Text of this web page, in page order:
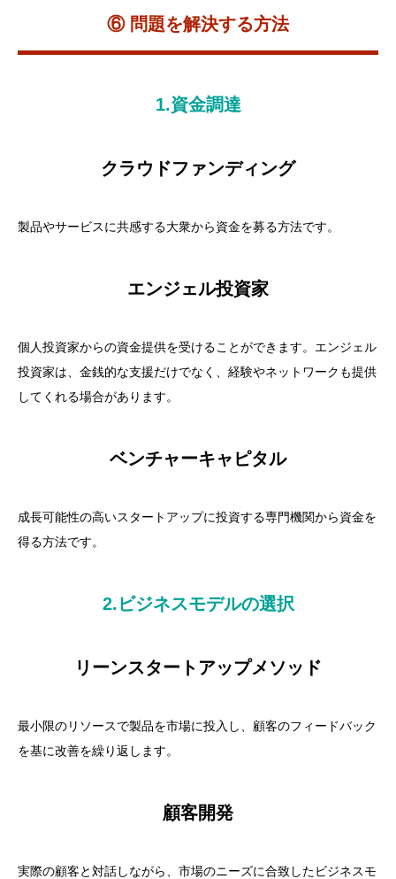
⑥ 問題を解決する方法
1.資金調達
クラウドファンディング
製品やサービスに共感する大衆から資金を募る方法です。
エンジェル投資家
個人投資家からの資金提供を受けることができます。エンジェル
投資家は、金銭的な支援だけでなく、経験やネットワークも提供
してくれる場合があります。
ベンチャーキャピタル
成長可能性の高いスタートアップに投資する専門機関から資金を
得る方法です。
2.ビジネスモデルの選択
リーンスタートアップメソッド
最小限のリソースで製品を市場に投入し、顧客のフィードバック
を基に改善を繰り返します。
顧客開発
実際の顧客と対話しながら、市場のニーズに合致したビジネスモ